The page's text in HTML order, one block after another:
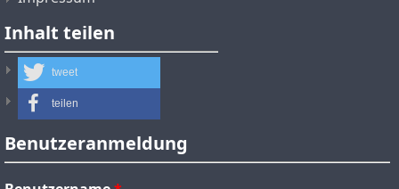
Inhalt teilen
tweet
teilen
Benutzeranmeldung